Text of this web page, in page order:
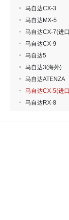
马自达CX-3
马自达MX-5
马自达CX-7(进
马自达CX-9
马自达5
马自达3(海外)
马自达ATENZA
马自达CX-5(进
马自达RX-8